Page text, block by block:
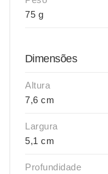
75 g
Dimensões
Altura
7,6 cm
Largura
5,1 cm
Profundidade